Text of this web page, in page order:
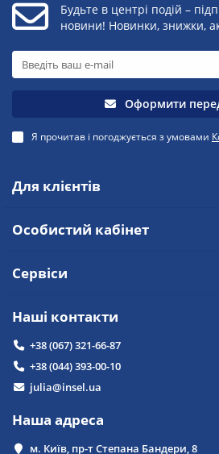
Будьте в центрі подій –
новини! Новинки, знижки,
Оформити
Я прочитав і погоджується з умовами
Для клієнтів
Особистий кабінет
Сервіси
Наші контакти
+38 (067) 321-66-87
+38 (044) 393-00-10
julia@insel.ua
Наша адреса
м. Київ, пр-т Степана Бандери, 8